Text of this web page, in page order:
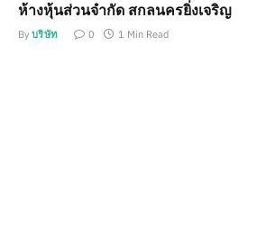
ห้างหุ้นส่วนจำกัด สกลนครยิ่งเจริญ
By บริษัท 0 1 Min Read